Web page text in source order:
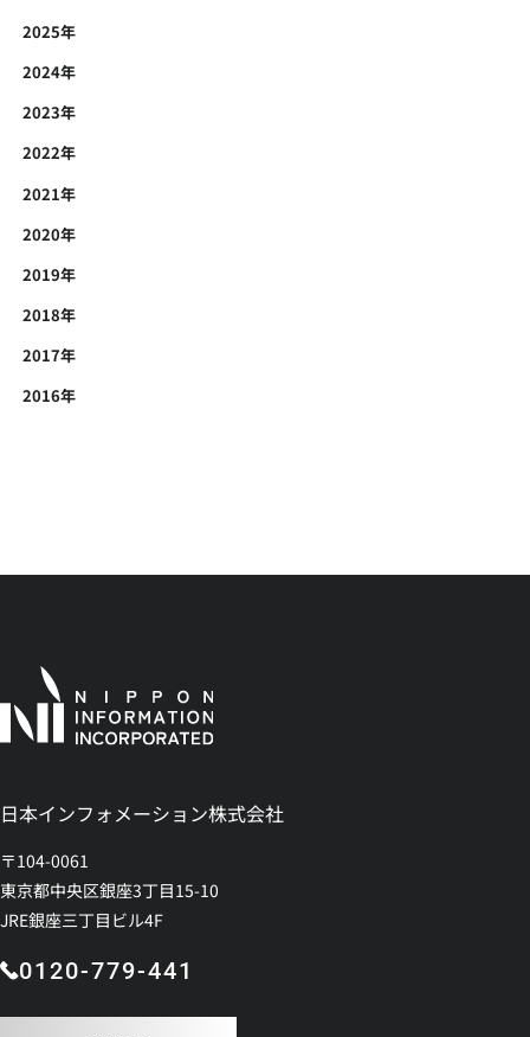
2025年
2024年
2023年
2022年
2021年
2020年
2019年
2018年
2017年
2016年
日本インフォメーション株式会社
〒104-0061
東京都中央区銀座3丁目15-10
JRE銀座三丁目ビル4F
0120-779-441